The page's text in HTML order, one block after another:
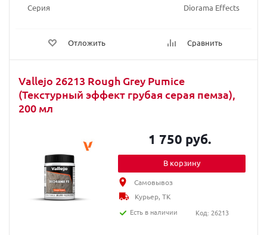
Серия
Diorama Effects
Отложить Сравнить
Vallejo 26213 Rough Grey Pumice
(Текстурный эффект грубая серая пемза),
200 мл
1 750 руб.
В корзину
Самовывоз
Курьер, ТК
Есть в наличии
Код: 26213